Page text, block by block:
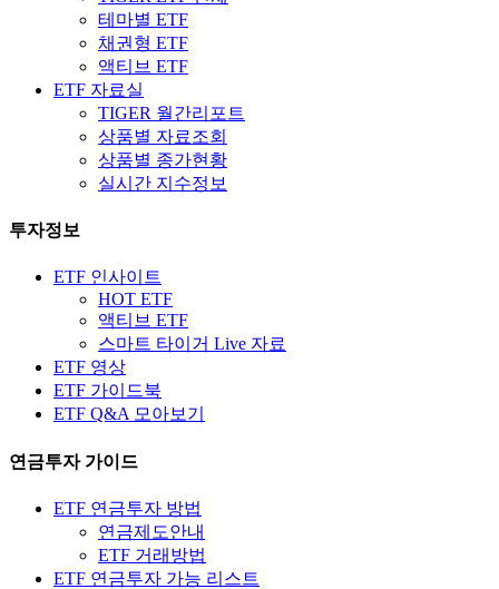
테마별 ETF
채권형 ETF
액티브 ETF
ETF 자료실
TIGER 월간리포트
상품별 자료조회
상품별 종가현황
실시간 지수정보
투자정보
ETF 인사이트
HOT ETF
액티브 ETF
스마트 타이거 Live 자료
ETF 영상
ETF 가이드북
ETF Q&A 모아보기
연금투자 가이드
ETF 연금투자 방법
연금제도안내
ETF 거래방법
ETF 연금투자 가능 리스트